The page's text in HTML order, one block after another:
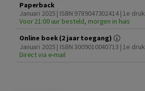
Paperback
Januari 2025 | ISBN 9789047302414 | 1e druk
Voor 21:00 uur besteld, morgen in huis
Online boek (2 jaar toegang)
Januari 2025 | ISBN 3009010040713 | 1e druk
Direct via e-mail